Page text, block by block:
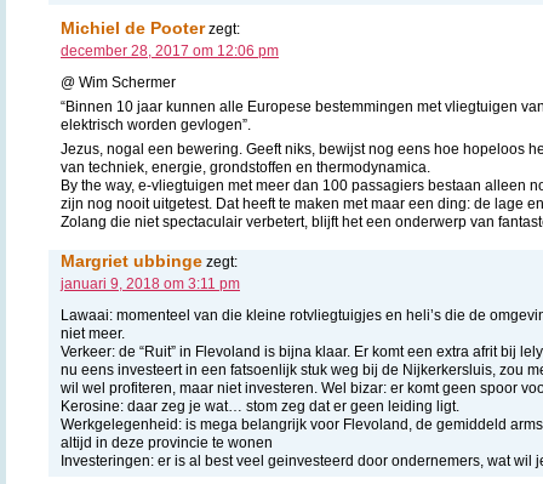
Michiel de Pooterzegt:
december 28, 2017 om 12:06 pm
@ Wim Schermer
“Binnen 10 jaar kunnen alle Europese bestemmingen met vliegtuigen
elektrisch worden gevlogen”.
Jezus, nogal een bewering. Geeft niks, bewijst nog eens hoe hopeloos
van techniek, energie, grondstoffen en thermodynamica.
By the way, e-vliegtuigen met meer dan 100 passagiers bestaan alleen
zijn nog nooit uitgetest. Dat heeft te maken met maar een ding: de lage
Zolang die niet spectaculair verbetert, blijft het een onderwerp van
Margriet ubbinge zegt:
januari 9, 2018 om 3:11 pm
Lawaai: momenteel van die kleine rotvliegtuigjes en heli’s die de
niet meer.
Verkeer: de “Ruit” in Flevoland is bijna klaar. Er komt een extra afrit bij
nu eens investeert in een fatsoenlijk stuk weg bij de Nijkerkersluis, zou
wil wel profiteren, maar niet investeren. Wel bizar: er komt geen spoor
Kerosine: daar zeg je wat… stom zeg dat er geen leiding ligt.
Werkgelegenheid: is mega belangrijk voor Flevoland, de gemiddeld
altijd in deze provincie te wonen
Investeringen: er is al best veel geinvesteerd door ondernemers, wat wil